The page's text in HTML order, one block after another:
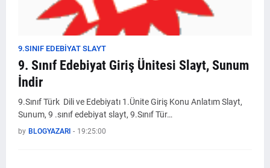
9.SINIF EDEBIYAT SLAYT
9. Sınıf Edebiyat Giriş Ünitesi Slayt, Sunum
İndir
9.Sınıf Türk Dili ve Edebiyatı 1.Ünite Giriş Konu Anlatım Slayt,
Sunum, 9 .sınıf edebiyat slayt, 9.Sınıf Tür…
by BLOGYAZARI - 19:25:00